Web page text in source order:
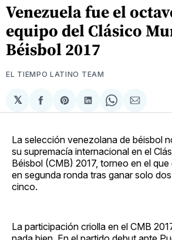
Venezuela fue el
equipo del Clásico
Béisbol 2017
EL TIEMPO LATINO TEAM
𝕏
Compartir
en
Share
on
Compartir
en
Share
on
via
La selección venezolana de béisbol
su supremacía internacional en el
Béisbol (CMB) 2017, torneo en el
en segunda ronda tras ganar solo
cinco.
La participación criolla en el CMB